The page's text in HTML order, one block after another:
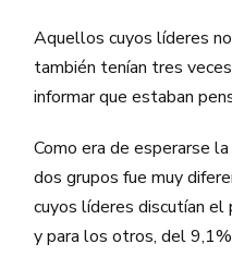
Aquellos cuyos líderes
también tenían tres
informar que estaban
Como era de esperarse
dos grupos fue muy
cuyos líderes discutían
y para los otros, del